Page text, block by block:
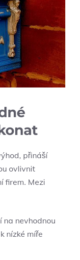
přináší
ovlivnit
firem. Mezi
na nevhodnou
nízké míře